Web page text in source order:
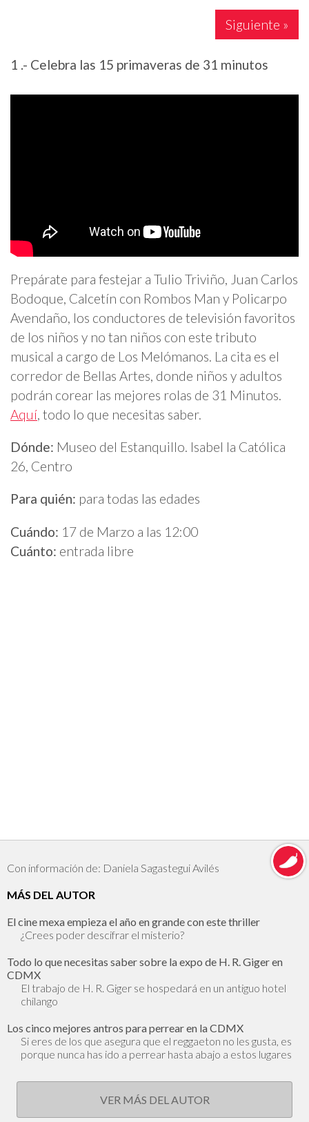
Siguiente »
1 .- Celebra las 15 primaveras de 31 minutos
Prepárate para festejar a Tulio Triviño, Juan Carlos
Bodoque, Calcetín con Rombos Man y Policarpo
Avendaño, los conductores de televisión favoritos
de los niños y no tan niños con este tributo
musical a cargo de Los Melómanos. La cita es el
corredor de Bellas Artes, donde niños y adultos
podrán corear las mejores rolas de 31 Minutos.
Aquí, todo lo que necesitas saber.
Dónde: Museo del Estanquillo. Isabel la Católica
26, Centro
Para quién: para todas las edades
Cuándo: 17 de Marzo a las 12:00
Cuánto: entrada libre
Con información de: Daniela Sagastegui Avilés
MÁS DEL AUTOR
El cine mexa empieza el año en grande con este thriller
¿Crees poder descifrar el misterio?
Todo lo que necesitas saber sobre la expo de H. R. Giger en
CDMX
El trabajo de H. R. Giger se hospedará en un antiguo hotel
chilango
Los cinco mejores antros para perrear en la CDMX
Si eres de los que asegura que el reggaeton no les gusta, es
porque nunca has ido a perrear hasta abajo a estos lugares
VER MÁS DEL AUTOR